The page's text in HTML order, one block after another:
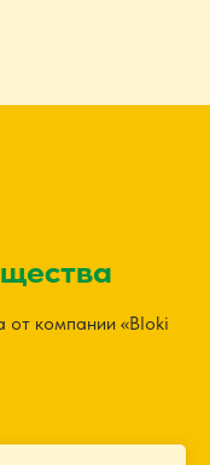
от компании «Bloki